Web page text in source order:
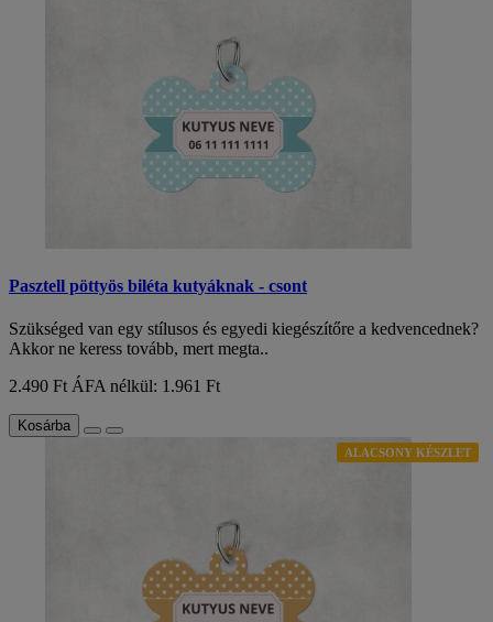
Pasztell pöttyös biléta kutyáknak - csont
Szükséged van egy stílusos és egyedi kiegészítőre a kedvencednek?
Akkor ne keress tovább, mert megta..
2.490 FtÁFA nélkül: 1.961 Ft
Kosárba
ALACSONY KÉSZLET